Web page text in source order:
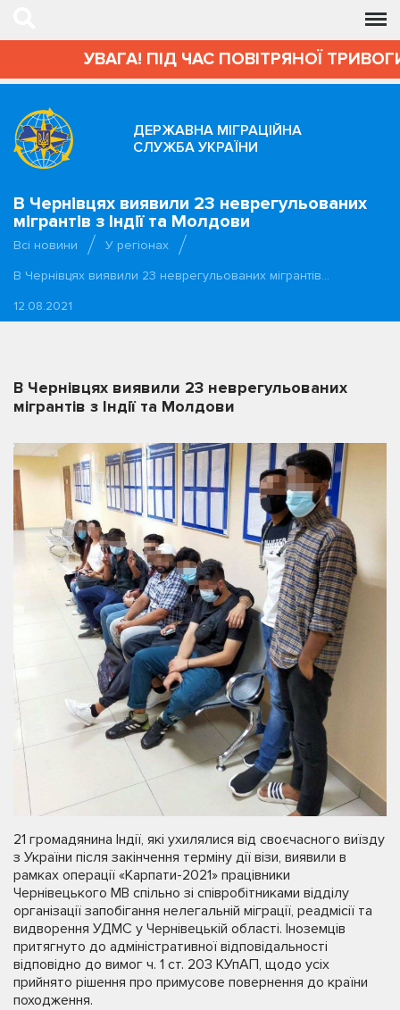
УВАГА! ПІД ЧАС ПОВІТРЯНОЇ ТРИВОГИ
ДЕРЖАВНА МІГРАЦІЙНА
СЛУЖБА УКРАЇНИ
В Чернівцях виявили 23 неврегульованих
мігрантів з Індії та Молдови
Всі новини
У регіонах
В Чернівцях виявили 23 неврегульованих мігрантів…
12.08.2021
В Чернівцях виявили 23 неврегульованих
мігрантів з Індії та Молдови
21 громадянина Індії, які ухилялися від своєчасного виїзду
з України після закінчення терміну дії візи, виявили в
рамках операції «Карпати-2021» працівники
Чернівецького МВ спільно зі співробітниками відділу
організації запобігання нелегальній міграції, реадмісії та
видворення УДМС у Чернівецькій області. Іноземців
притягнуто до адміністративної відповідальності
відповідно до вимог ч. 1 ст. 203 КУпАП, щодо усіх
прийнято рішення про примусове повернення до країни
походження.